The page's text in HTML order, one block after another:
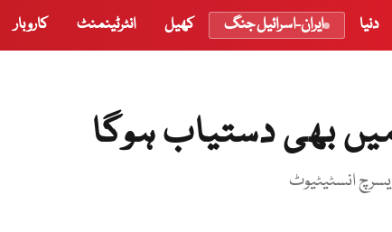
دنیا ایران-اسرائیل جنگ کھیل انٹرٹینمنٹ کاروبار
بھی دستیاب ہوگا
انسٹیٹیوٹ